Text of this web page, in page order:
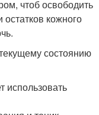
чтоб освободить
кожного
состоянию
использовать